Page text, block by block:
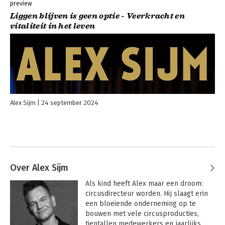
preview
Liggen blijven is geen optie - Veerkracht en
vitaliteit in het leven
Alex Sijm 24 september 2024
Over Alex Sijm
Als kind heeft Alex maar een droom:
circusdirecteur worden. Hij slaagt erin
een bloeiende onderneming op te
bouwen met vele circusproducties,